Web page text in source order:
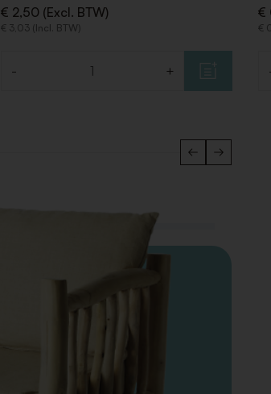
€ 2,50 (Excl. BTW)
€ 3,03 (Incl. BTW)
- +
€
€